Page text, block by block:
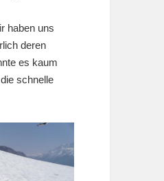
haben uns
deren
es kaum
schnelle